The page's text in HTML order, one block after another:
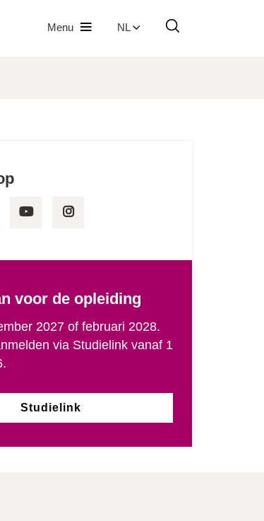
Menu NL
voor de opleiding
2027 of februari 2028.
via Studielink vanaf 1
Studielink